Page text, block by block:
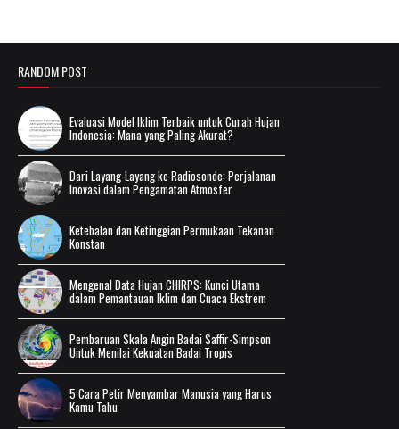
RANDOM POST
Evaluasi Model Iklim Terbaik untuk Curah Hujan
Indonesia: Mana yang Paling Akurat?
Dari Layang-Layang ke Radiosonde: Perjalanan
Inovasi dalam Pengamatan Atmosfer
Ketebalan dan Ketinggian Permukaan Tekanan
Konstan
Mengenal Data Hujan CHIRPS: Kunci Utama
dalam Pemantauan Iklim dan Cuaca Ekstrem
Pembaruan Skala Angin Badai Saffir-Simpson
Untuk Menilai Kekuatan Badai Tropis
5 Cara Petir Menyambar Manusia yang Harus
Kamu Tahu